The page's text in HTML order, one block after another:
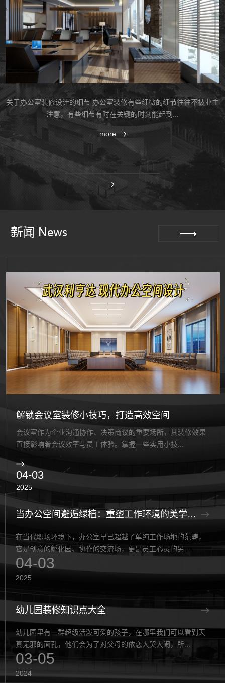
关于办公室装修设计的细节 办公室装修有些细微的细节往往不被业主
注意，有些细节​‌‌有时在关键的时刻能起到...
more
解锁会议室装修小技巧，打造高效空间
会议室作为企业沟通协作、决策商议的重要场所，其装修效果
直接影响着会议效率与员工体验。掌握一些实用小技...
04-03
2025
当办公空间邂逅绿植：重塑工作环境的美学与功能
在当代职场环境下，办公室早已超越了单纯工作场地的范畴，
它是创意的孵化园、协作的交流场，更是员工心灵的另...
04-03
2025
幼儿园装修知识点大全
幼儿园里有一群超级活泼可爱的孩子，在哪里我们可以看‌‌到天
真无邪的面孔，他们会为了对父母的依恋大哭大闹，所...
03-05
2024